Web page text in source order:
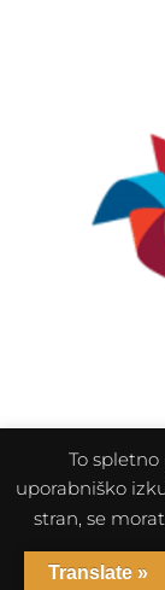
To
uporabniško
stran, se
Translate »